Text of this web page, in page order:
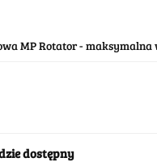
MP Rotator - maksymalna
dostępny